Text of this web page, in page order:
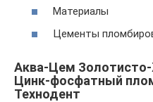
Материалы
Цементы
Аква-Цем
Цинк-фосфатный
Технодент